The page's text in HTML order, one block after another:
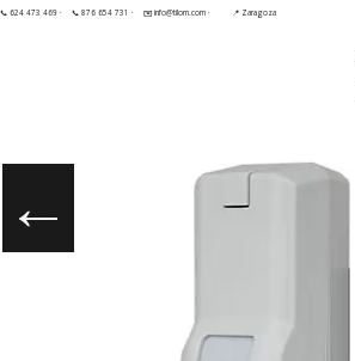
📞 624 473 469 · 📞 876 654 731 · ✉️ info@tilorn.com · 📍 Zaragoza
←